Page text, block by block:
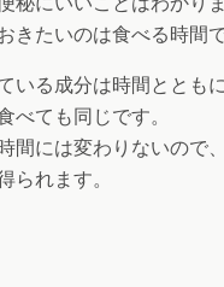
きたいのは食べる時間で
いる成分は時間ととも
べても同じです。
間には変わりないので
られます。